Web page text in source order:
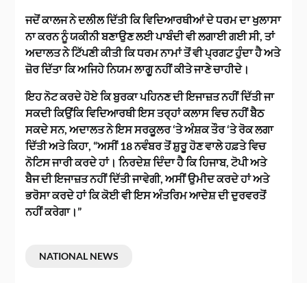
ਜਦੋਂ ਕਾਲਜ ਨੇ ਦਲੀਲ ਦਿੱਤੀ ਕਿ ਵਿਦਿਆਰਥੀਆਂ ਦੇ ਧਰਮ ਦਾ ਖੁਲਾਸਾ
ਨਾ ਕਰਨ ਨੂੰ ਯਕੀਨੀ ਬਣਾਉਣ ਲਈ ਪਾਬੰਦੀ ਵੀ ਲਗਾਈ ਗਈ ਸੀ, ਤਾਂ
ਅਦਾਲਤ ਨੇ ਟਿੱਪਣੀ ਕੀਤੀ ਕਿ ਧਰਮ ਨਾਮਾਂ ਤੋਂ ਵੀ ਪ੍ਰਗਟ ਹੁੰਦਾ ਹੈ ਅਤੇ
ਜ਼ੋਰ ਦਿੱਤਾ ਕਿ ਅਜਿਹੇ ਨਿਯਮ ਲਾਗੂ ਨਹੀਂ ਕੀਤੇ ਜਾਣੇ ਚਾਹੀਦੇ।
ਇਹ ਨੋਟ ਕਰਦੇ ਹੋਏ ਕਿ ਬੁਰਕਾ ਪਹਿਨਣ ਦੀ ਇਜਾਜ਼ਤ ਨਹੀਂ ਦਿੱਤੀ ਜਾ
ਸਕਦੀ ਕਿਉਂਕਿ ਵਿਦਿਆਰਥੀ ਇਸ ਤਰ੍ਹਾਂ ਕਲਾਸ ਵਿਚ ਨਹੀਂ ਬੈਠ
ਸਕਦੇ ਸਨ, ਅਦਾਲਤ ਨੇ ਇਸ ਸਰਕੂਲਰ ‘ਤੇ ਅੰਸ਼ਕ ਤੌਰ ‘ਤੇ ਰੋਕ ਲਗਾ
ਦਿੱਤੀ ਅਤੇ ਕਿਹਾ, “ਅਸੀਂ 18 ਨਵੰਬਰ ਤੋਂ ਸ਼ੁਰੂ ਹੋਣ ਵਾਲੇ ਹਫ਼ਤੇ ਵਿਚ
ਨੋਟਿਸ ਜਾਰੀ ਕਰਦੇ ਹਾਂ। ਨਿਰਦੇਸ਼ ਦਿੰਦਾ ਹੈ ਕਿ ਹਿਜਾਬ, ਟੋਪੀ ਅਤੇ
ਬੈਜ ਦੀ ਇਜਾਜ਼ਤ ਨਹੀਂ ਦਿੱਤੀ ਜਾਵੇਗੀ, ਅਸੀਂ ਉਮੀਦ ਕਰਦੇ ਹਾਂ ਅਤੇ
ਭਰੋਸਾ ਕਰਦੇ ਹਾਂ ਕਿ ਕੋਈ ਵੀ ਇਸ ਅੰਤਰਿਮ ਆਦੇਸ਼ ਦੀ ਦੁਰਵਰਤੋਂ
ਨਹੀਂ ਕਰੇਗਾ।”
NATIONAL NEWS